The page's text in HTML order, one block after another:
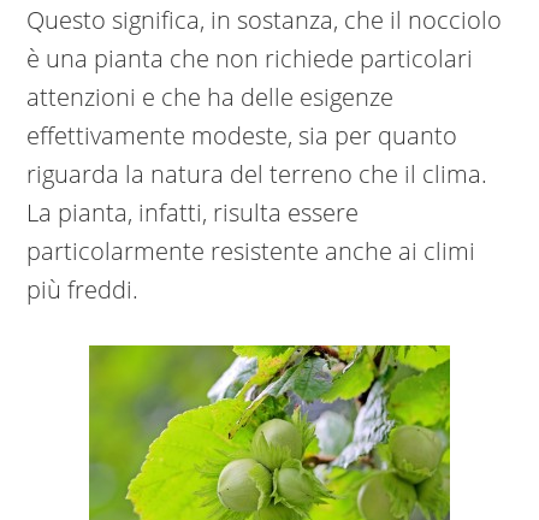
Questo significa, in sostanza, che il nocciolo
è una pianta che non richiede particolari
attenzioni e che ha delle esigenze
effettivamente modeste, sia per quanto
riguarda la natura del terreno che il clima.
La pianta, infatti, risulta essere
particolarmente resistente anche ai climi
più freddi.